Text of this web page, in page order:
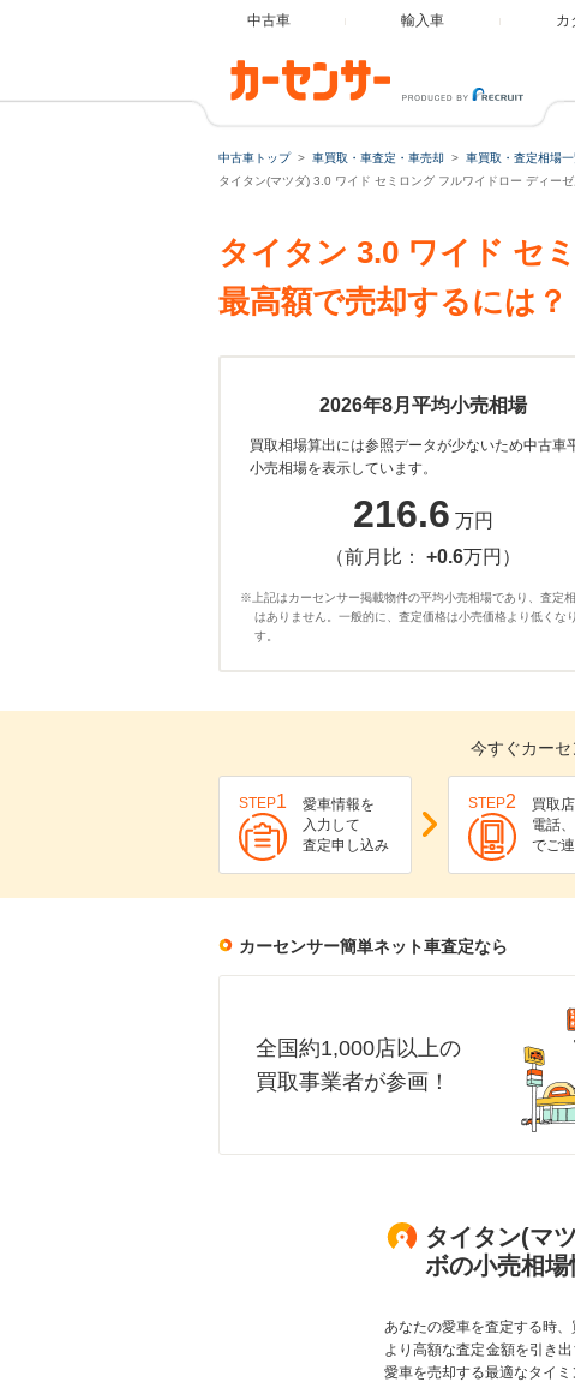
中古車 輸入車 カ
中古車トップ 車買取・車査定・車売却 車買取・査定相場
タイタン(マツダ) 3.0 ワイド セミロング フルワイドロー ディー
タイタン 3.0 ワイド セ
最高額で売却するには？
2026年8月平均小売相場
買取相場算出には参照データが少ないため中古車
小売相場を表示しています。
216.6 万円
（前月比： +0.6万円）
※上記はカーセンサー掲載物件の平均小売相場であり、査定
はありません。一般的に、査定価格は小売価格より低くな
す。
今すぐカー
STEP1
愛車情報を
入力して
査定申し込み
STEP2
買取
電話
でご
カーセンサー簡単ネット車査定なら
全国約1,000店以上の
買取事業者が参画！
タイタン(マ
ボの小売相場
あなたの愛車を査定する時、
より高額な査定金額を引き
愛車を売却する最適なタイミ